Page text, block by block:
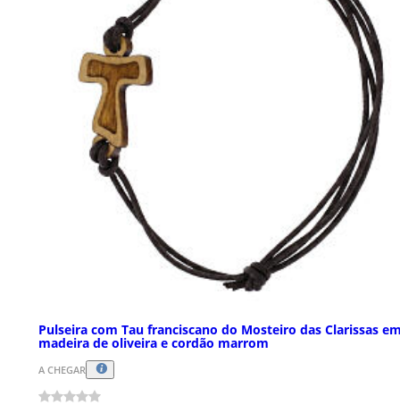
Pulseira com Tau franciscano do Mosteiro das Clarissas
madeira de oliveira e cordão marrom
A CHEGAR